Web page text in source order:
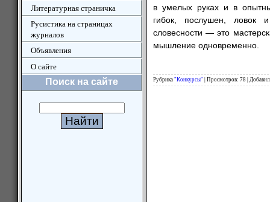
Литературная страничка
Русистика на страницах
журналов
Объявления
О сайте
Поиск на сайте
в умелых руках и в
гибок, послушен, ловок
словесности — это
мышление одновременно.
Рубрика "Конкурсы" Просмотров: 78